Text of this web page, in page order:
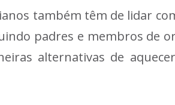
também têm de lidar
padres e membros de
alternativas de